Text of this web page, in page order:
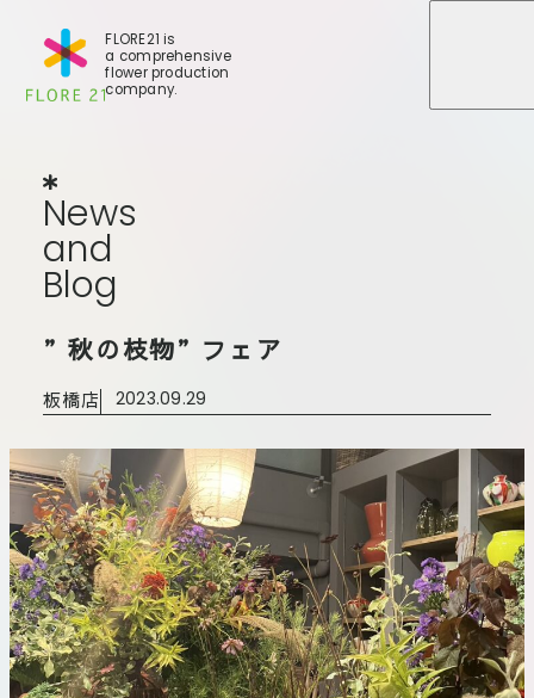
FLORE21 is
a comprehensive
flower production
company.
News
News
and
and
Blog
Blog
”秋の枝物”フェア
板橋店 2023.09.29
大田本店
大田支店
大田新店
葛西店
板橋店
川崎加工部
会社概要
FLORE
STORY
Gallery
お取引につ
いて
お問い合わ
せ